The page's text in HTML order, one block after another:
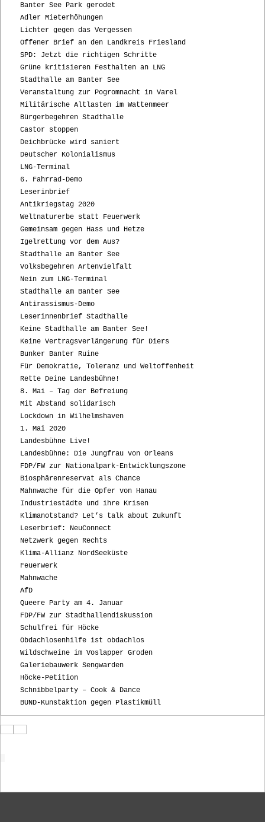
Banter See Park gerodet
Adler Mieterhöhungen
Lichter gegen das Vergessen
Offener Brief an den Landkreis Friesland
SPD: Jetzt die richtigen Schritte
Grüne kritisieren Festhalten an LNG
Stadthalle am Banter See
Veranstaltung zur Pogromnacht in Varel
Militärische Altlasten im Wattenmeer
Bürgerbegehren Stadthalle
Castor stoppen
Deichbrücke wird saniert
Deutscher Kolonialismus
LNG-Terminal
6. Fahrrad-Demo
Leserinbrief
Antikriegstag 2020
Weltnaturerbe statt Feuerwerk
Gemeinsam gegen Hass und Hetze
Igelrettung vor dem Aus?
Stadthalle am Banter See
Volksbegehren Artenvielfalt
Nein zum LNG-Terminal
Stadthalle am Banter See
Antirassismus-Demo
Leserinnenbrief Stadthalle
Keine Stadthalle am Banter See!
Keine Vertragsverlängerung für Diers
Bunker Banter Ruine
Für Demokratie, Toleranz und Weltoffenheit
Rette Deine Landesbühne!
8. Mai – Tag der Befreiung
Mit Abstand solidarisch
Lockdown in Wilhelmshaven
1. Mai 2020
Landesbühne Live!
Landesbühne: Die Jungfrau von Orleans
FDP/FW zur Nationalpark-Entwicklungszone
Biosphärenreservat als Chance
Mahnwache für die Opfer von Hanau
Industriestädte und ihre Krisen
Klimanotstand? Let’s talk about Zukunft
Leserbrief: NeuConnect
Netzwerk gegen Rechts
Klima-Allianz NordSeeküste
Feuerwerk
Mahnwache
AfD
Queere Party am 4. Januar
FDP/FW zur Stadthallendiskussion
Schulfrei für Höcke
Obdachlosenhilfe ist obdachlos
Wildschweine im Voslapper Groden
Galeriebauwerk Sengwarden
Höcke-Petition
Schnibbelparty – Cook & Dance
BUND-Kunstaktion gegen Plastikmüll